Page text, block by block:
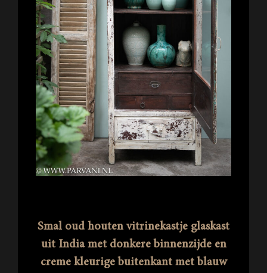
Smal oud houten vitrinekastje glaskast
uit India met donkere binnenzijde en
creme kleurige buitenkant met blauw